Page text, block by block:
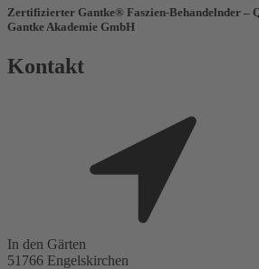
Zertifizierter Gantke® Faszien-Behandelnder –
Gantke Akademie GmbH
Kontakt
In den Gärten
51766 Engelskirchen